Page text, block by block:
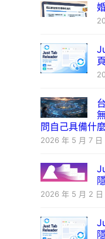
問自己具備什
2026 年 5 月 7 日
2026 年 5 月 2 日